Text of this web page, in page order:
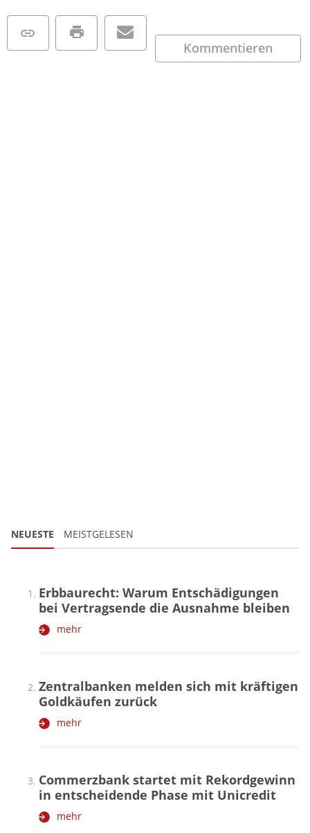
Kommentieren
NEUESTE MEISTGELESEN
Erbbaurecht: Warum Entschädigungen
bei Vertragsende die Ausnahme bleiben
mehr
Zentralbanken melden sich mit kräftigen
Goldkäufen zurück
mehr
Commerzbank startet mit Rekordgewinn
in entscheidende Phase mit Unicredit
mehr